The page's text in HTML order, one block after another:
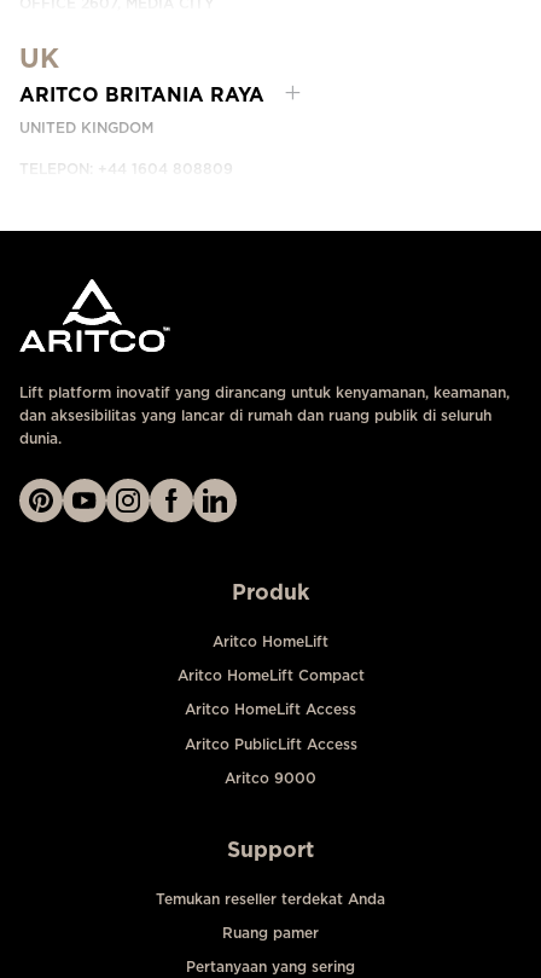
HUBUNGI KAMI
UK
ARITCO BRITANIA RAYA
UNITED KINGDOM
TELEPON: +44 1604 808809
Lift platform inovatif yang dirancang untuk kenyamanan, keamanan,
dan aksesibilitas yang lancar di rumah dan ruang publik di seluruh
dunia.
Produk
Aritco HomeLift
Aritco HomeLift Compact
Aritco HomeLift Access
Aritco PublicLift Access
Aritco 9000
Support
Temukan reseller terdekat Anda
Ruang pamer
Pertanyaan yang sering